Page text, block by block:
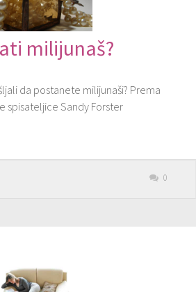
milijunaš?
da postanete milijunaši? Prema
spisateljice Sandy Forster
0